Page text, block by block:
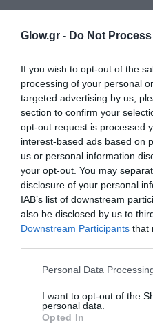
Glow.gr - Do Not
If you wish to opt-out of the
processing of your personal
targeted advertising by us,
section to confirm your
opt-out request is processed
interest-based ads based on
us or personal information
your opt-out. You may
disclosure of your personal
IAB’s list of downstream
also be disclosed by us to
Downstream Participants that
Personal Data
I want to opt-out of the
personal data.
Opted In